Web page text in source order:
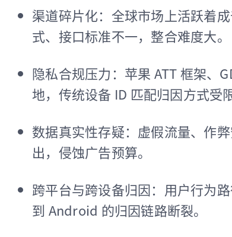
渠道碎片化：全球市场上活跃着
式、接口标准不一，整合难度大。
隐私合规压力：苹果 ATT 框架、
地，传统设备 ID 匹配归因方式受限
数据真实性存疑：虚假流量、作
出，侵蚀广告预算。
跨平台与跨设备归因：用户行为
到 Android 的归因链路断裂。